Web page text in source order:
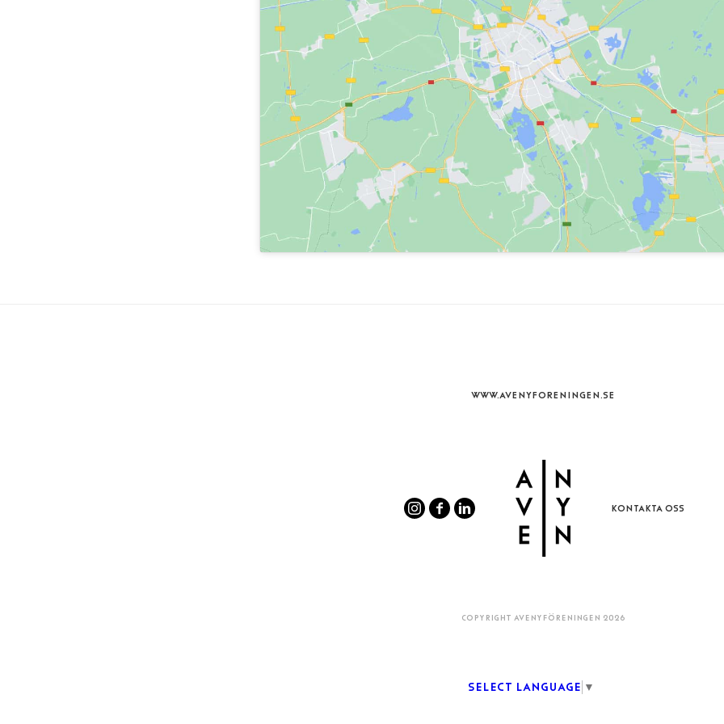
WWW.AVENYFORENINGEN.SE
KONTAKTA OSS
COPYRIGHT AVENYFÖRENINGEN 2026
Select Language ▼